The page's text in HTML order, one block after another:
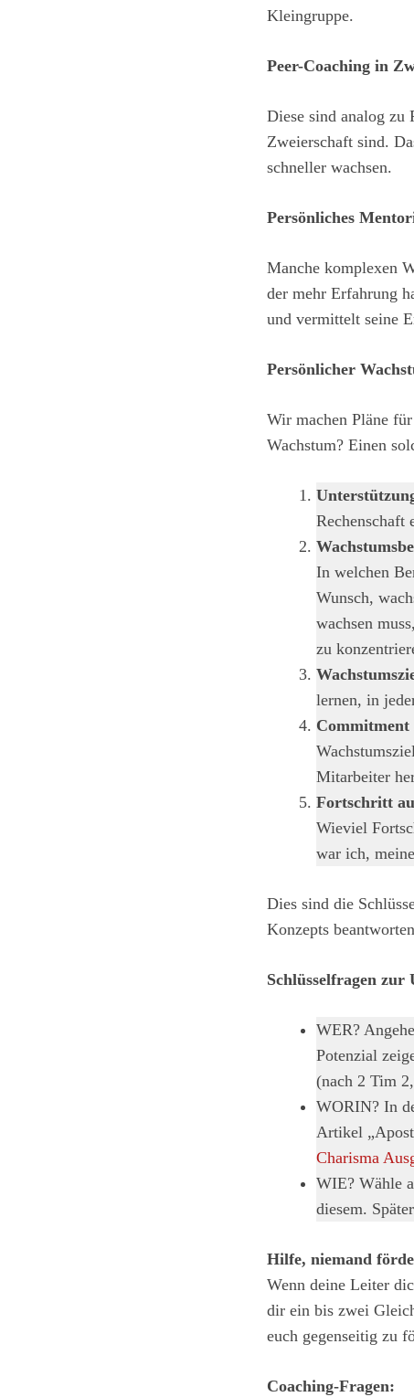
Kleingruppe.
Peer-Coaching in
Diese sind analog zu
Zweierschaft sind.
schneller wachsen.
Persönliches
Manche komplexen
der mehr Erfahrung
und vermittelt seine
Persönlicher
Wir machen Pläne
Wachstum? Einen
Rechenschaft
In welchen
Wunsch,
wachsen
zu
lernen, in
Commitment
Mitarbeiter
Fortschritt
Wieviel
war ich,
Dies sind die
Konzepts
Schlüsselfragen zur
WER?
Poten­zial
(nach 2 Tim
WORIN? In
Artikel
Charisma
WIE? Wähle
diesem.
Hilfe, niemand
Wenn deine Leiter
dir ein bis zwei
euch gegenseitig zu
Coaching-Fragen: